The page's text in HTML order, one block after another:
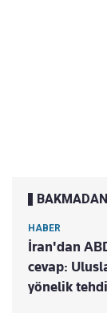
HABER
İran'dan
cevap:
yönelik